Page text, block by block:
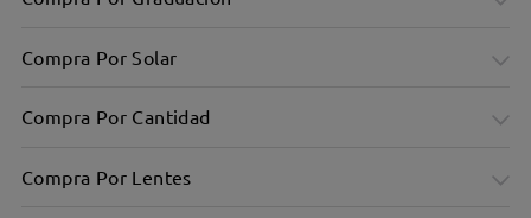
Compra Por Solar
Compra Por Cantidad
Compra Por Lentes